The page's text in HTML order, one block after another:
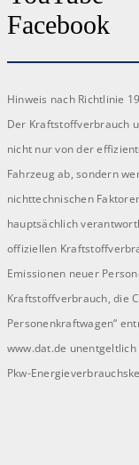
Facebook
Hinweis nach Richtlinie
Der Kraftstoffverbrauch
nicht nur von der
Fahrzeug ab, sondern
nichttechnischen
hauptsächlich
offiziellen
Emissionen neuer
Kraftstoffverbrauch, die
Personenkraftwagen“
www.dat.de
Pkw-